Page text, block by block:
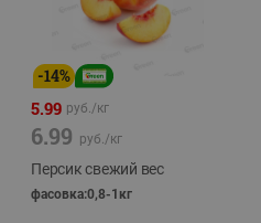
-14%
5.99 руб./кг
6.99 руб./кг
Персик свежий вес
фасовка:0,8-1кг